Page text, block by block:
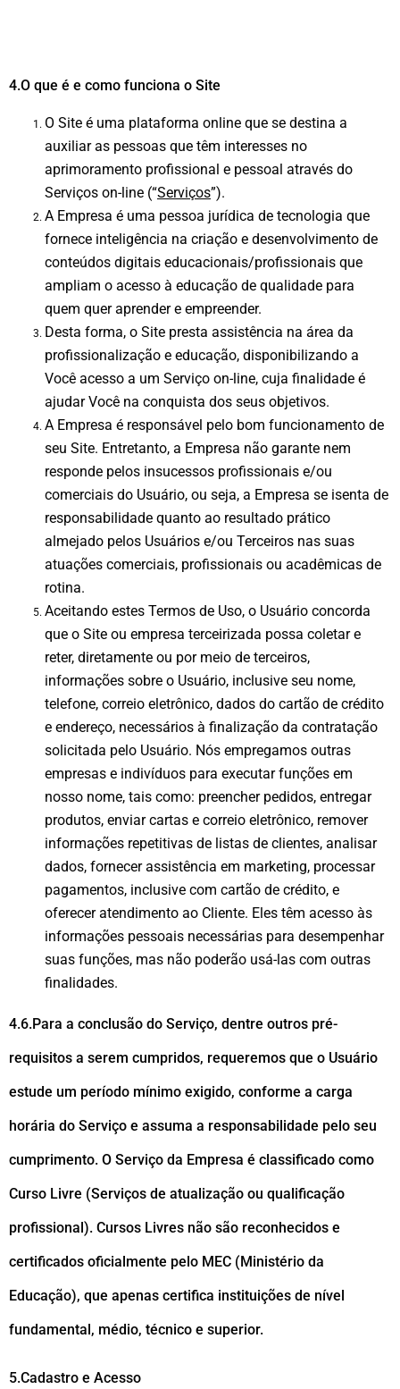
4.O que é e como funciona o Site
O Site é uma plataforma online que se destina a
auxiliar as pessoas que têm interesses no
aprimoramento profissional e pessoal através do
Serviços on-line (“Serviços”).
A Empresa é uma pessoa jurídica de tecnologia que
fornece inteligência na criação e desenvolvimento de
conteúdos digitais educacionais/profissionais que
ampliam o acesso à educação de qualidade para
quem quer aprender e empreender.
Desta forma, o Site presta assistência na área da
profissionalização e educação, disponibilizando a
Você acesso a um Serviço on-line, cuja finalidade é
ajudar Você na conquista dos seus objetivos.
A Empresa é responsável pelo bom funcionamento de
seu Site. Entretanto, a Empresa não garante nem
responde pelos insucessos profissionais e/ou
comerciais do Usuário, ou seja, a Empresa se isenta de
responsabilidade quanto ao resultado prático
almejado pelos Usuários e/ou Terceiros nas suas
atuações comerciais, profissionais ou acadêmicas de
rotina.
Aceitando estes Termos de Uso, o Usuário concorda
que o Site ou empresa terceirizada possa coletar e
reter, diretamente ou por meio de terceiros,
informações sobre o Usuário, inclusive seu nome,
telefone, correio eletrônico, dados do cartão de crédito
e endereço, necessários à finalização da contratação
solicitada pelo Usuário. Nós empregamos outras
empresas e indivíduos para executar funções em
nosso nome, tais como: preencher pedidos, entregar
produtos, enviar cartas e correio eletrônico, remover
informações repetitivas de listas de clientes, analisar
dados, fornecer assistência em marketing, processar
pagamentos, inclusive com cartão de crédito, e
oferecer atendimento ao Cliente. Eles têm acesso às
informações pessoais necessárias para desempenhar
suas funções, mas não poderão usá-las com outras
finalidades.
4.6.Para a conclusão do Serviço, dentre outros pré-
requisitos a serem cumpridos, requeremos que o Usuário
estude um período mínimo exigido, conforme a carga
horária do Serviço e assuma a responsabilidade pelo seu
cumprimento. O Serviço da Empresa é classificado como
Curso Livre (Serviços de atualização ou qualificação
profissional). Cursos Livres não são reconhecidos e
certificados oficialmente pelo MEC (Ministério da
Educação), que apenas certifica instituições de nível
fundamental, médio, técnico e superior.
5.Cadastro e Acesso